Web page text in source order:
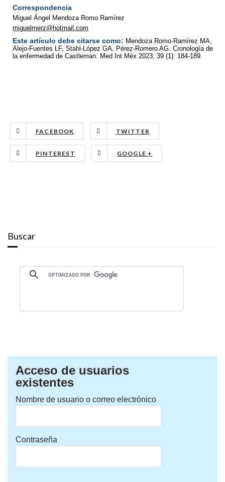
Correspondencia
Miguel Ángel Mendoza Romo Ramírez
miguelmerz@hotmail.com
Este artículo debe citarse como: Mendoza Romo-Ramírez MA,
Alejo-Fuentes LF, Stahl-López GA, Pérez-Romero AG. Cronología de
la enfermedad de Castleman. Med Int Méx 2023; 39 (1): 184-189.
FACEBOOK TWITTER
PINTEREST GOOGLE +
Buscar
Acceso de usuarios
existentes
Nombre de usuario o correo electrónico
Contraseña